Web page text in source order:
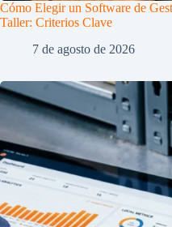
Cómo Elegir un Software de
Taller: Criterios Clave
7 de agosto de 2026